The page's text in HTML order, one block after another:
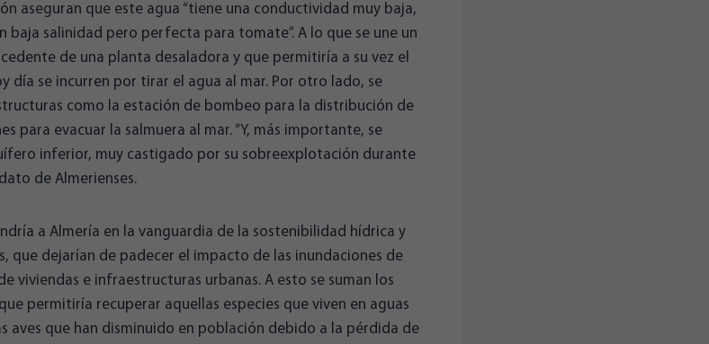
aseguran que este agua “tiene una conductividad muy baja,
baja salinidad pero perfecta para tomate”. A lo que se une un
de una planta desaladora y que permitiría a su vez el
día se incurren por tirar el agua al mar. Por otro lado, se
como la estación de bombeo para la distribución de
para evacuar la salmuera al mar. “Y, más importante, se
inferior, muy castigado por su sobreexplotación durante
de Almerienses.
a Almería en la vanguardia de la sostenibilidad hídrica y
que dejarían de padecer el impacto de las inundaciones de
viviendas e infraestructuras urbanas. A esto se suman los
permitiría recuperar aquellas especies que viven en aguas
aves que han disminuido en población debido a la pérdida de